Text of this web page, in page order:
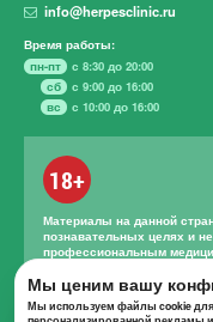
info@herpesclinic.ru
Время работы:
пн-пт
с 8:30 до 20:00
сб
с 9:00 до 16:00
вс
с 10:00 до 16:00
18+
Материалы на данной
познавательных целях и
профессиональным
Правильное лечение и
проводиться только
проведенной диагностики
Мы ценим вашу
Мы используем файлы cookie